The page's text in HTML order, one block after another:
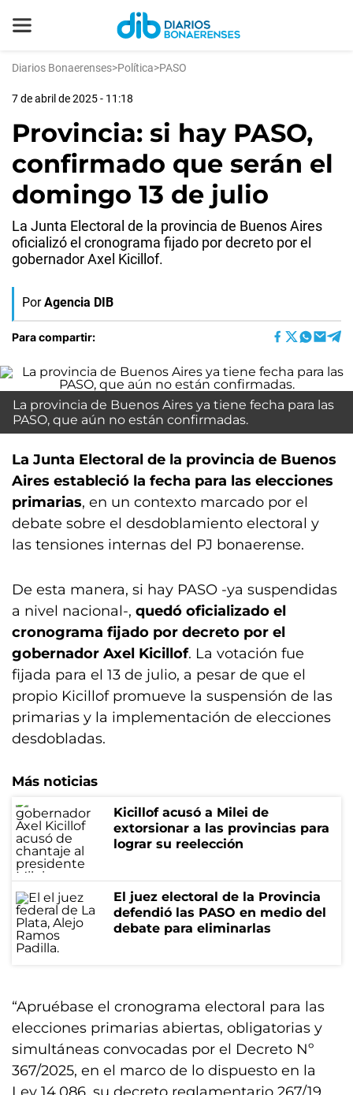
Diarios Bonaerenses>Política>PASO
7 de abril de 2025 - 11:18
Provincia: si hay PASO,
confirmado que serán el
domingo 13 de julio
La Junta Electoral de la provincia de Buenos Aires
oficializó el cronograma fijado por decreto por el
gobernador Axel Kicillof.
Por Agencia DIB
Para compartir:
La provincia de Buenos Aires ya tiene fecha para las
PASO, que aún no están confirmadas.
La Junta Electoral de la provincia de Buenos
Aires estableció la fecha para las elecciones
primarias, en un contexto marcado por el
debate sobre el desdoblamiento electoral y
las tensiones internas del PJ bonaerense.
De esta manera, si hay PASO -ya suspendidas
a nivel nacional-, quedó oficializado el
cronograma fijado por decreto por el
gobernador Axel Kicillof. La votación fue
fijada para el 13 de julio, a pesar de que el
propio Kicillof promueve la suspensión de las
primarias y la implementación de elecciones
desdobladas.
Más noticias
Kicillof acusó a Milei de
extorsionar a las provincias para
lograr su reelección
El juez electoral de la Provincia
defendió las PASO en medio del
debate para eliminarlas
“Apruébase el cronograma electoral para las
elecciones primarias abiertas, obligatorias y
simultáneas convocadas por el Decreto Nº
367/2025, en el marco de lo dispuesto en la